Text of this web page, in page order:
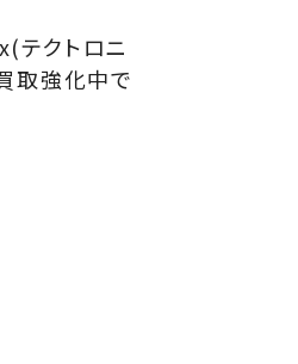
テクトロニ
取強化中で